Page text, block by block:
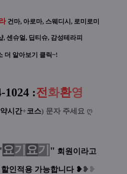
건마, 아로마, 스웨디시, 로미로미
, 센슈얼, 딥티슈, 감성테라피
더 알아보기 클릭~!
1024 :전화환영
시간+코스) 문자 주세요 ღ
요기 요기 " 회원이라고
인적용 가능합니다 ❥❥ ❥